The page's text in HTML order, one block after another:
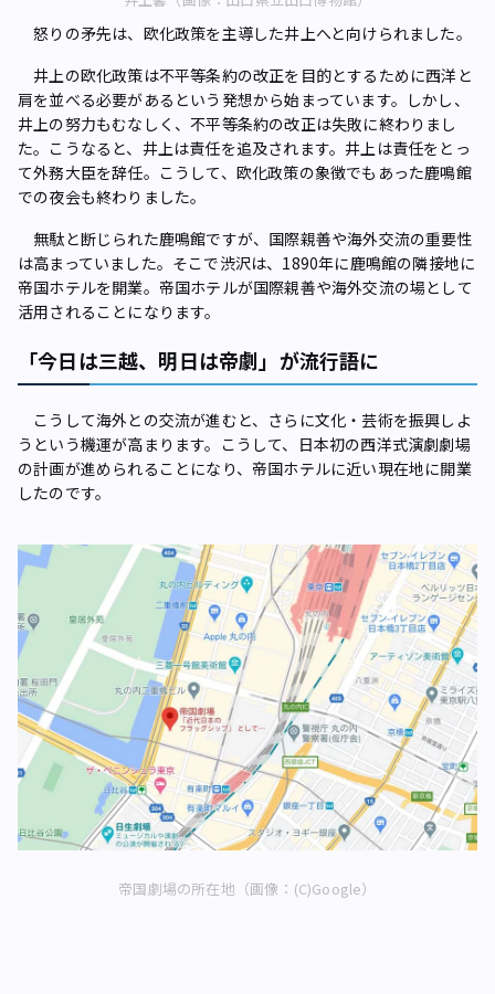
怒りの矛先は、欧化政策を主導した井上へと向けられました。
井上の欧化政策は不平等条約の改正を目的とするために西洋と
肩を並べる必要があるという発想から始まっています。しかし、
井上の努力もむなしく、不平等条約の改正は失敗に終わりまし
た。こうなると、井上は責任を追及されます。井上は責任をとっ
て外務大臣を辞任。こうして、欧化政策の象徴でもあった鹿鳴館
での夜会も終わりました。
無駄と断じられた鹿鳴館ですが、国際親善や海外交流の重要性
は高まっていました。そこで渋沢は、1890年に鹿鳴館の隣接地に
帝国ホテルを開業。帝国ホテルが国際親善や海外交流の場として
活用されることになります。
「今日は三越、明日は帝劇」が流行語に
こうして海外との交流が進むと、さらに文化・芸術を振興しよ
うという機運が高まります。こうして、日本初の西洋式演劇劇場
の計画が進められることになり、帝国ホテルに近い現在地に開業
したのです。
帝国劇場の所在地（画像：(C)Google）